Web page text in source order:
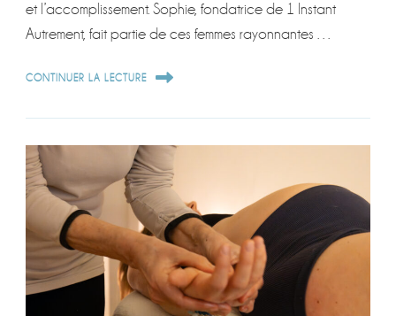
et l’accomplissement. Sophie, fondatrice de 1 Instant
Autrement, fait partie de ces femmes rayonnantes …
CONTINUER LA LECTURE